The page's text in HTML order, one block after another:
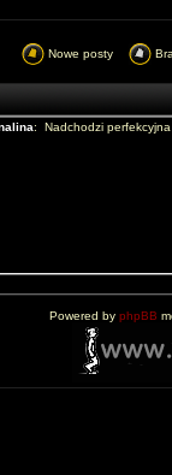
Nowe posty
Powered by phpBB